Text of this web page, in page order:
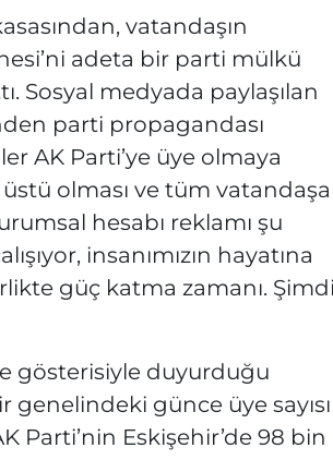
vatandaşın
adeta bir parti mülkü
Sosyal medyada paylaşılan
parti propagandası
AK Parti’ye üye olmaya
olması ve tüm vatandaşa
hesabı reklamı şu
insanımızın hayatına
güç katma zamanı. Şimdi
gösterisiyle duyurduğu
günce üye sayısı
Parti’nin Eskişehir’de 98 bin